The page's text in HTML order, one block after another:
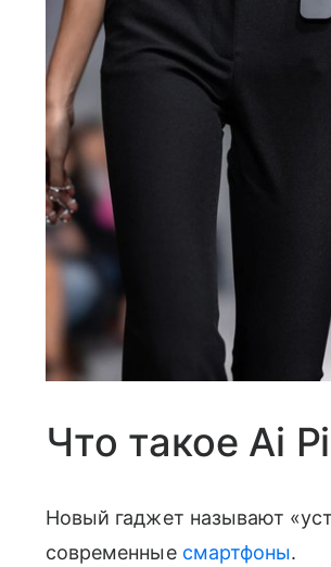
Источник: techcrunch.com
Что такое Ai
Новый гаджет называют
современные смартфоны.